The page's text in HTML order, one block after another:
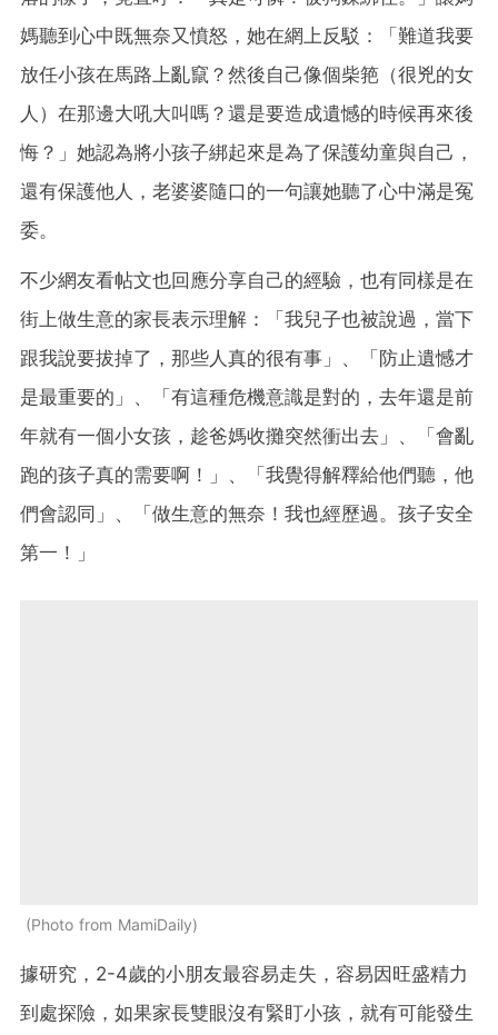
媽聽到心中既無奈又憤怒，她在網上反駁：「難道我要
放任小孩在馬路上亂竄？然後自己像個柴筢（很兇的女
人）在那邊大吼大叫嗎？還是要造成遺憾的時候再來後
悔？」她認為將小孩子綁起來是為了保護幼童與自己，
還有保護他人，老婆婆隨口的一句讓她聽了心中滿是冤
委。
不少網友看帖文也回應分享自己的經驗，也有同樣是在
街上做生意的家長表示理解：「我兒子也被說過，當下
跟我說要拔掉了，那些人真的很有事」、「防止遺憾才
是最重要的」、「有這種危機意識是對的，去年還是前
年就有一個小女孩，趁爸媽收攤突然衝出去」、「會亂
跑的孩子真的需要啊！」、「我覺得解釋給他們聽，他
們會認同」、「做生意的無奈！我也經歷過。孩子安全
第一！」
Photo from MamiDaily
據研究，2-4歲的小朋友最容易走失，容易因旺盛精力
到處探險，如果家長雙眼沒有緊盯小孩，就有可能發生